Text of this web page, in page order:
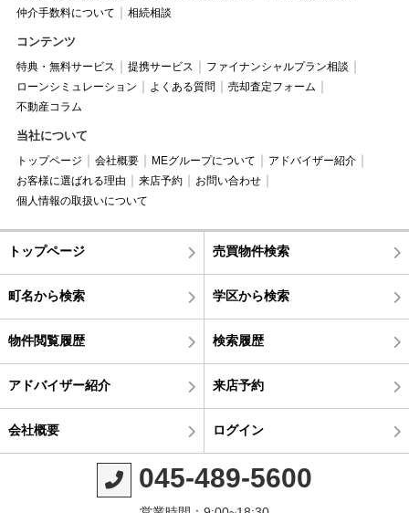
仲介手数料について
相続相談
コンテンツ
特典・無料サービス 提携サービス
ファイナンシャルプラン相談
ローンシミュレーション
よくある質問
売却査定フォーム
不動産コラム
当社について
トップページ 会社概要 MEグループについて
アドバイザー紹介
お客様に選ばれる理由
来店予約
お問い合わせ
個人情報の取扱いについて
トップページ 売買物件検索
町名から検索 学区から検索
物件閲覧履歴 検索履歴
アドバイザー紹介 来店予約
会社概要 ログイン
045-489-5600